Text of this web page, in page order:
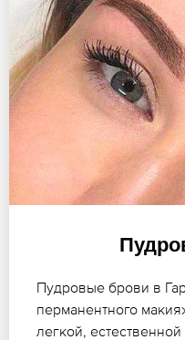
Пудровые брови в
перманентного
легкой,